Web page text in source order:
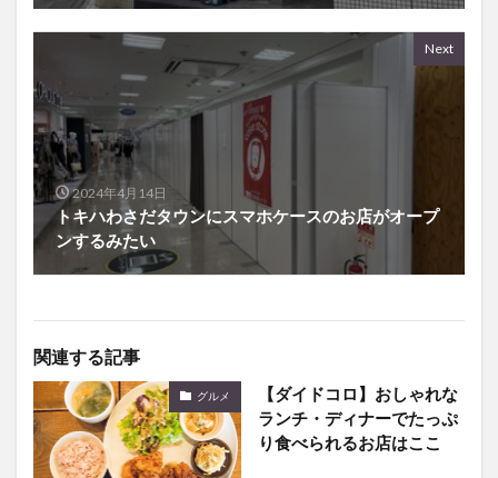
Next
2024年4月14日
トキハわさだタウンにスマホケースのお店がオープ
ンするみたい
関連する記事
グルメ
【ダイドコロ】おしゃれな
ランチ・ディナーでたっぷ
り食べられるお店はここ